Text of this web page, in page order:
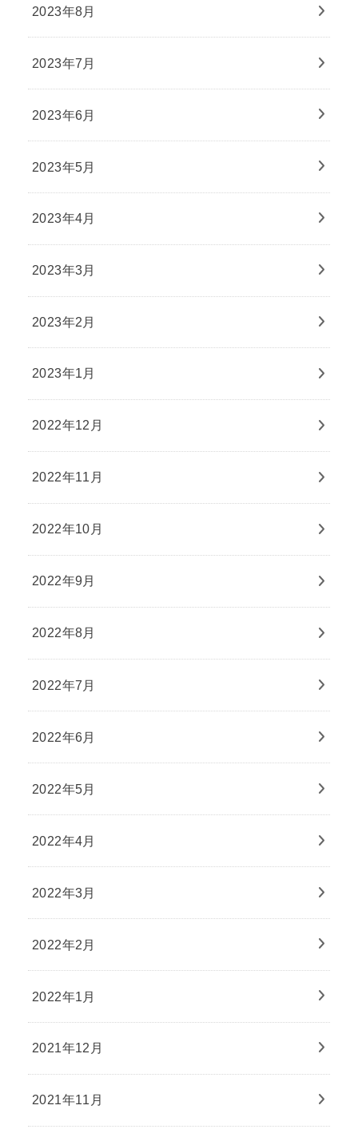
2023年8月
2023年7月
2023年6月
2023年5月
2023年4月
2023年3月
2023年2月
2023年1月
2022年12月
2022年11月
2022年10月
2022年9月
2022年8月
2022年7月
2022年6月
2022年5月
2022年4月
2022年3月
2022年2月
2022年1月
2021年12月
2021年11月